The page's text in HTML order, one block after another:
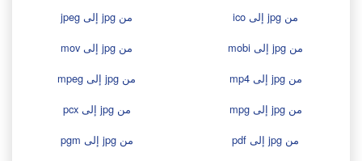
من jpg إلى ico
من jpg إلى jpeg
من jpg إلى mobi
من jpg إلى mov
من jpg إلى mp4
من jpg إلى mpeg
من jpg إلى mpg
من jpg إلى pcx
من jpg إلى pdf
من jpg إلى pgm